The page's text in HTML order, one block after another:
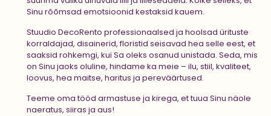
Sinu rõõmsad emotsioonid kestaksid kauem.
Stuudio DecoRento professionaalsed ja hoolsad ürituste
korraldajad, disainerid, floristid seisavad hea selle eest, et
saaksid rohkemgi, kui Sa oleks osanud unistada. Seda, mis
on Sinu jaoks oluline, hindame ka meie – ilu, stiil, kvaliteet,
loovus, hea maitse, haritus ja pereväärtused.
Teeme oma tööd armastuse ja kirega, et tuua Sinu näole
naeratus, siiras ja aus!